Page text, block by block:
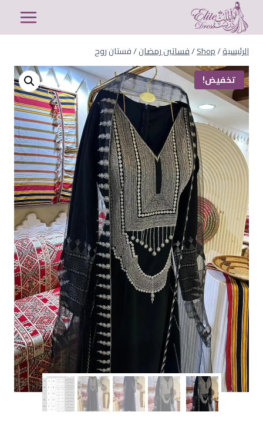
التجاوز
المحتوى
الرئيسية/
Shop
/فساتين رمضان/فستان روح
تخفيض!